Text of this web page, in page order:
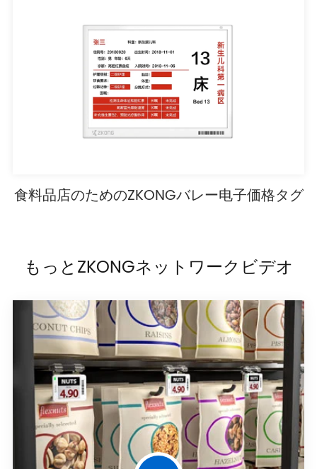
食料品店のためのZKONGバレー电子価格タグ
もっとZKONGネットワークビデオ